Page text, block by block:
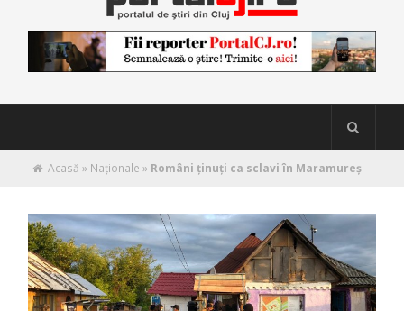
Acasă » Naţionale » Români ținuți ca sclavi în Maramureș